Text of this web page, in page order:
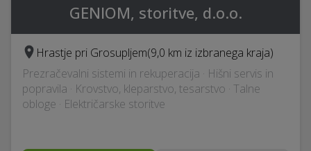
GENIOM, storitve, d.o.o.
Hrastje pri Grosupljem(9,0 km iz izbranega kraja)
Prezračevalni sistemi in rekuperacija · Hišni servis in
popravila · Krovstvo, kleparstvo, tesarstvo · Talne
obloge · Električarske storitve